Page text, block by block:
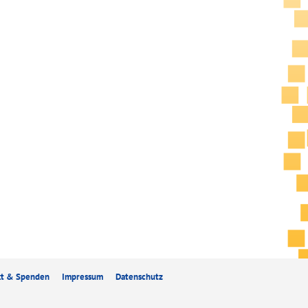
& Spenden Impressum Datenschutz